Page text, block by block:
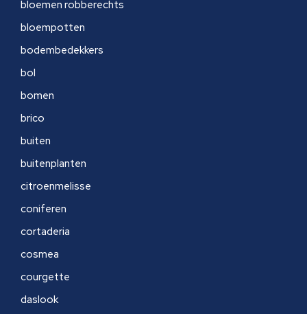
bloemen robberechts
bloempotten
bodembedekkers
bol
bomen
brico
buiten
buitenplanten
citroenmelisse
coniferen
cortaderia
cosmea
courgette
daslook